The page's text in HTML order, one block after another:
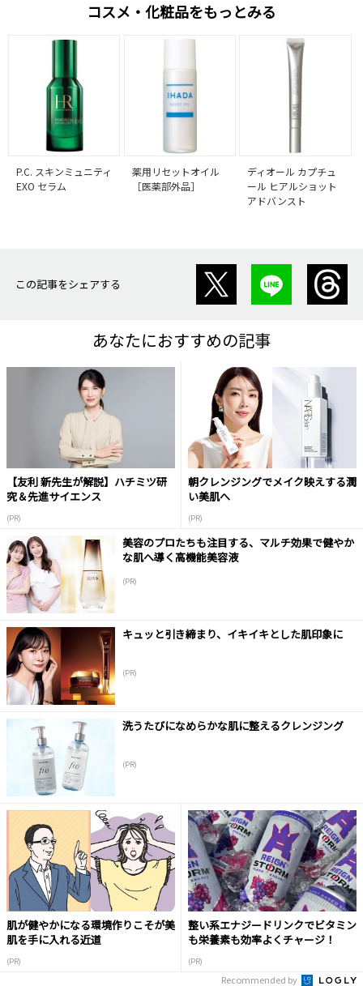
コスメ・化粧品をもっとみる
P.C. スキンミュニティ
EXO セラム
薬用リセットオイル
［医薬部外品］
ディオール カプチュ
ール ヒアルショット
アドバンスト
この記事をシェアする
あなたにおすすめの記事
【友利 新先生が解説】ハチミツ研
究＆先進サイエンス
(PR)
朝クレンジングでメイク映えする潤
い美肌へ
(PR)
美容のプロたちも注目する、マルチ効果で健やか
な肌へ導く高機能美容液
(PR)
キュッと引き締まり、イキイキとした肌印象に
(PR)
洗うたびになめらかな肌に整えるクレンジング
(PR)
肌が健やかになる環境作りこそが美
肌を手に入れる近道
(PR)
整い系エナジードリンクでビタミン
も栄養素も効率よくチャージ！
(PR)
Recommended by